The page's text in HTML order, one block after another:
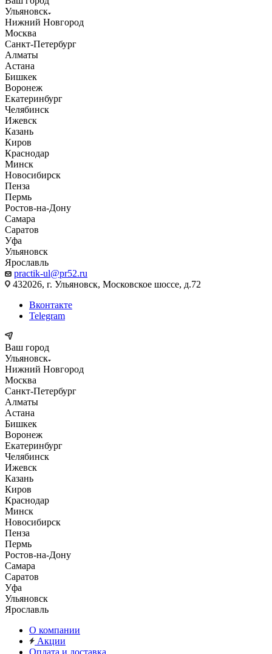
Ульяновск
Нижний Новгород
Москва
Санкт-Петербург
Алматы
Астана
Бишкек
Воронеж
Екатеринбург
Челябинск
Ижевск
Казань
Киров
Краснодар
Минск
Новосибирск
Пенза
Пермь
Ростов-на-Дону
Самара
Саратов
Уфа
Ульяновск
Ярославль
practik-ul@pr52.ru
432026, г. Ульяновск, Московское шоссе, д.72
Вконтакте
Telegram
Ваш город
Ульяновск
Нижний Новгород
Москва
Санкт-Петербург
Алматы
Астана
Бишкек
Воронеж
Екатеринбург
Челябинск
Ижевск
Казань
Киров
Краснодар
Минск
Новосибирск
Пенза
Пермь
Ростов-на-Дону
Самара
Саратов
Уфа
Ульяновск
Ярославль
О компании
Акции
Оплата и доставка